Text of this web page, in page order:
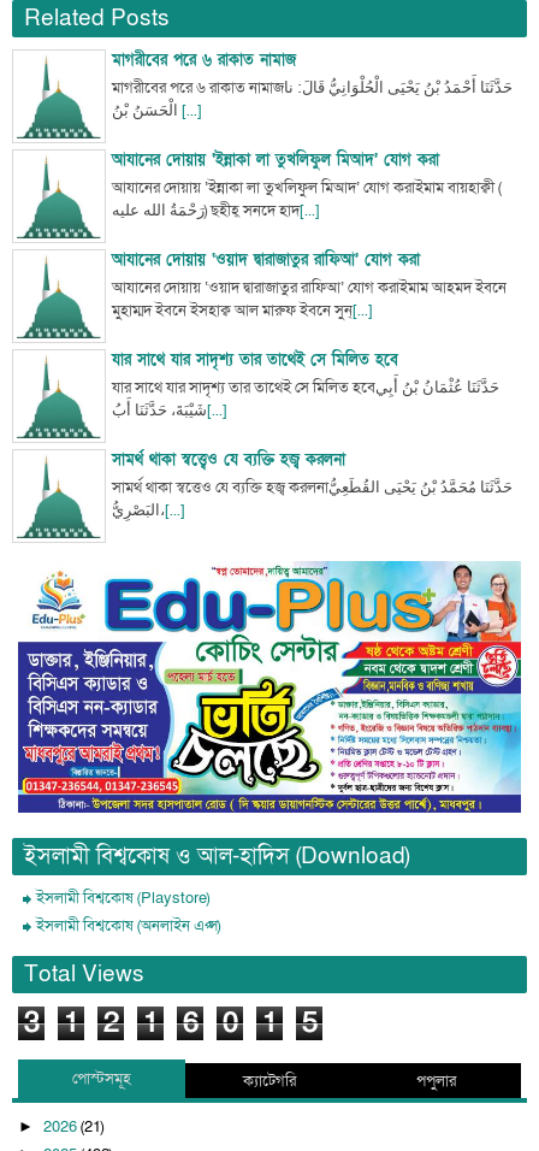
Related Posts
মাগরীবের পরে ৬ রাকাত নামাজ
মাগরীবের পরে ৬ রাকাত নামাজحَدَّثَنَا أَحْمَدُ بْنُ يَحْيَى الْحُلْوَانِيُّ قَالَ: نا
[...]
আযানের দোয়ায় ‘ইন্নাকা লা তুখলিফুল মিআদ’ যোগ করা
আযানের দোয়ায় ‘ইন্নাকা লা তুখলিফুল মিআদ’ যোগ করাইমাম বায়হাক্বী (
رَحْمَةُ الله عليه‎‎) ছহীহ্ সনদে হাদ[...]
আযানের দোয়ায় ‘ওয়াদ দ্বারাজাতুর রাফিআ’ যোগ করা
আযানের দোয়ায় ‘ওয়াদ দ্বারাজাতুর রাফিআ’ যোগ করাইমাম আহমদ ইবনে
মুহাম্মদ ইবনে ইসহাক্ব আল মারুফ ইবনে সুন্[...]
যার সাথে যার সাদৃশ্য তার তাথেই সে মিলিত হবে
যার সাথে যার সাদৃশ্য তার তাথেই সে মিলিত হবেحَدَّثَنَا عُثْمَانُ بْنُ أَبِي
شَيْبَةَ، حَدَّثَنَا أَبُ[...]
সামর্থ থাকা স্বত্ত্বেও যে ব্যক্তি হজ্ব করলনা
সামর্থ থাকা স্বত্তেও যে ব্যক্তি হজ্ব করলনাحَدَّثَنَا مُحَمَّدُ بْنُ يَحْيَى القُطَعِيُّ
البَصْرِيُّ،[...]
ইসলামী বিশ্বকোষ ও আল-হাদিস (Download)
ইসলামী বিশ্বকোষ (Playstore)
ইসলামী বিশ্বকোষ (অনলাইন এপ্স)
Total Views
3 1 2 1 6 0 1 5
পোস্টসমূহ ক্যাটেগরি পপুলার
► 2026(21)